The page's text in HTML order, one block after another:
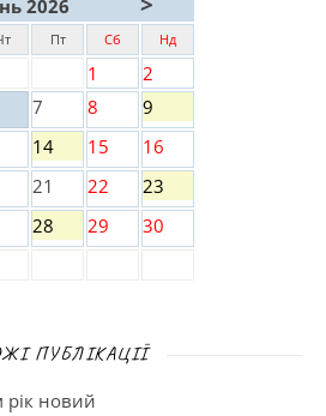
2026
Пт Сб Нд
1
2
7 8
9
14 15
16
21 22
23
28 29
30
ПУБЛІКАЦІЇ
новий